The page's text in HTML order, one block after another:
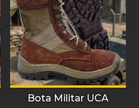
Bota Militar UCA